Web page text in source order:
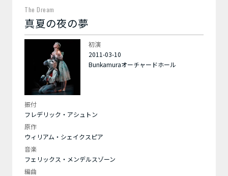
The Dream
真夏の夜の夢
初演
2011-03-10
Bunkamuraオーチャードホール
振付
フレデリック・アシュトン
原作
ウィリアム・シェイクスピア
音楽
フェリックス・メンデルスゾーン
編曲